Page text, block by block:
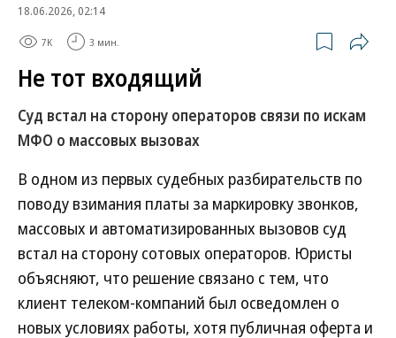
18.06.2026, 02:14
7K 3 мин.
Не тот входящий
Суд встал на сторону операторов связи по искам
МФО о массовых вызовах
В одном из первых судебных разбирательств по
поводу взимания платы за маркировку звонков,
массовых и автоматизированных вызовов суд
встал на сторону сотовых операторов. Юристы
объясняют, что решение связано с тем, что
клиент телеком-компаний был осведомлен о
новых условиях работы, хотя публичная оферта и